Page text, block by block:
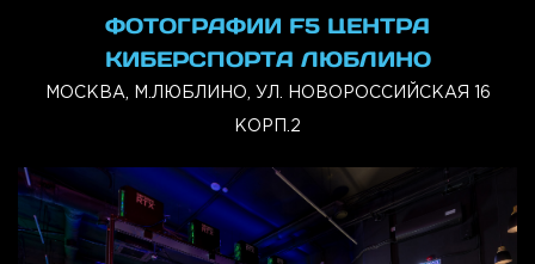
ФОТОГРАФИИ F5 ЦЕНТРА
КИБЕРСПОРТА ЛЮБЛИНО
МОСКВА, М.ЛЮБЛИНО, УЛ. НОВОРОССИЙСКАЯ 16
КОРП.2